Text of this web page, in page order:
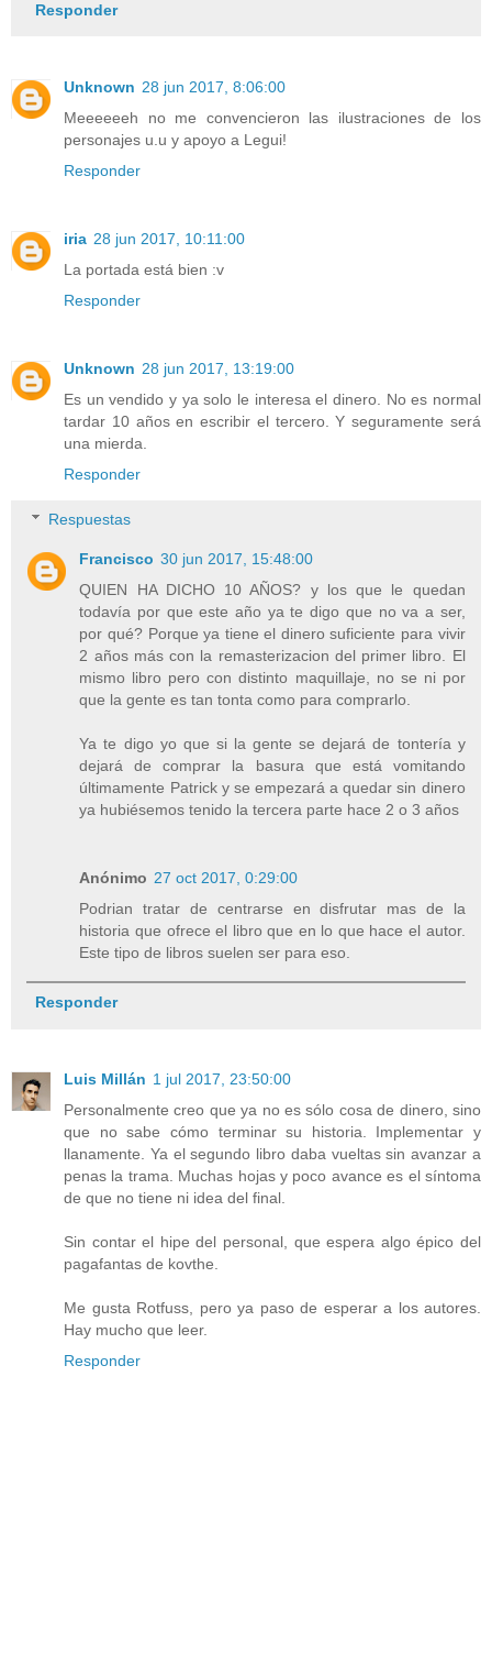
Responder
Unknown 28 jun 2017, 8:06:00
Meeeeeeh no me convencieron las ilustraciones de los
personajes u.u y apoyo a Legui!
Responder
iria 28 jun 2017, 10:11:00
La portada está bien :v
Responder
Unknown 28 jun 2017, 13:19:00
Es un vendido y ya solo le interesa el dinero. No es normal
tardar 10 años en escribir el tercero. Y seguramente será
una mierda.
Responder
Respuestas
Francisco 30 jun 2017, 15:48:00
QUIEN HA DICHO 10 AÑOS? y los que le quedan
todavía por que este año ya te digo que no va a ser,
por qué? Porque ya tiene el dinero suficiente para vivir
2 años más con la remasterizacion del primer libro. El
mismo libro pero con distinto maquillaje, no se ni por
que la gente es tan tonta como para comprarlo.
Ya te digo yo que si la gente se dejará de tontería y
dejará de comprar la basura que está vomitando
últimamente Patrick y se empezará a quedar sin dinero
ya hubiésemos tenido la tercera parte hace 2 o 3 años
Anónimo 27 oct 2017, 0:29:00
Podrian tratar de centrarse en disfrutar mas de la
historia que ofrece el libro que en lo que hace el autor.
Este tipo de libros suelen ser para eso.
Responder
Luis Millán 1 jul 2017, 23:50:00
Personalmente creo que ya no es sólo cosa de dinero, sino
que no sabe cómo terminar su historia. Implementar y
llanamente. Ya el segundo libro daba vueltas sin avanzar a
penas la trama. Muchas hojas y poco avance es el síntoma
de que no tiene ni idea del final.
Sin contar el hipe del personal, que espera algo épico del
pagafantas de kovthe.
Me gusta Rotfuss, pero ya paso de esperar a los autores.
Hay mucho que leer.
Responder